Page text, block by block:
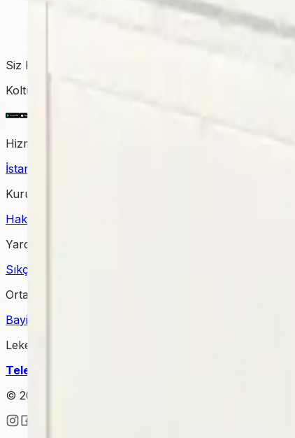
Siz Kirletin, Biz Temizleyelim!
Koltuktan halıya, perdeden yatağa kadar tüm temizlik
Hizmet Verdiğimiz Bölgeler
İstanbul Halı Yıkama
Kurumsal
Hakkımızda
Yardım & Destek
Sıkça Sorulan Sorular
Ortağımız Olun
Bayimiz Olun
Lekesepeti Temizlik Hizmetleri
Telefon
© 2025 • Lekesepeti